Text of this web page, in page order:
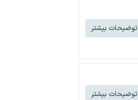
توضیحات بیشتر
توضیحات بیشتر